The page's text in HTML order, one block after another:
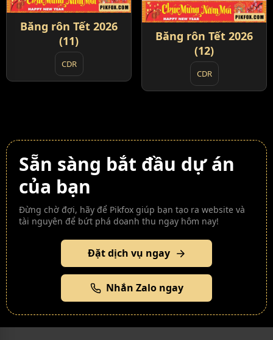
Băng rôn Tết 2026
(11)
CDR
Băng rôn Tết 2026
(12)
CDR
Sẵn sàng bắt đầu dự án
của bạn
Đừng chờ đợi, hãy để Pikfox giúp bạn tạo ra website và
tài nguyên để bứt phá doanh thu ngay hôm nay!
Đặt dịch vụ ngay
Nhắn Zalo ngay